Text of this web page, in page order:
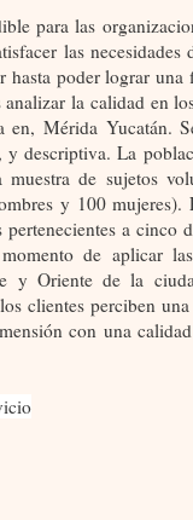
para las
las necesidades
hasta poder lograr
la calidad en
en, Mérida Yucatán.
y descriptiva. La
de sujetos
y 100 mujeres).
a cinco
de aplicar las
y Oriente de la
clientes perciben
con una